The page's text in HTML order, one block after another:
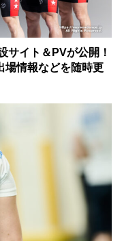
サイト＆PVが公開！
場情報などを随時更